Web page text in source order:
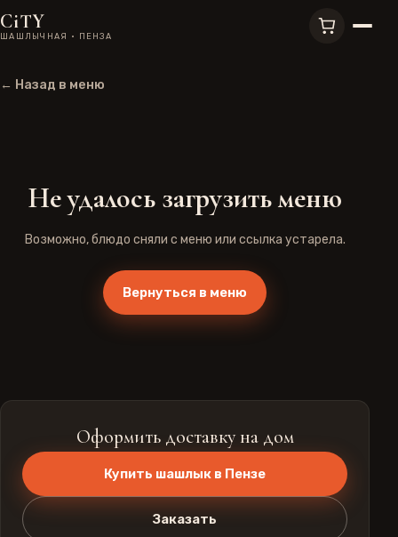
CiTY
ШАШЛЫЧНАЯ · ПЕНЗА
← Назад в меню
Не удалось загрузить меню
Возможно, блюдо сняли с меню или ссылка устарела.
Вернуться в меню
Оформить доставку на дом
Купить шашлык в Пензе
Заказать